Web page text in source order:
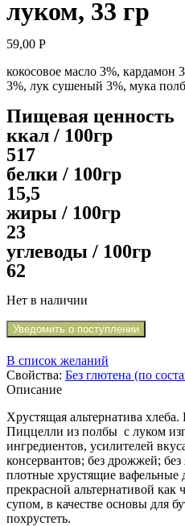
луком, 33 гр
59,00 Р
кокосовое масло 3%, кардамон
3%, лук сушеный 3%, мука
Пищевая ценность
ккал / 100гр
517
белки / 100гр
15,5
жиры / 100гр
23
углеводы / 100гр
62
Нет в наличии
Уведомить о поступлении
В список желаний
Свойства: Без глютена (по
Описание
Хрустящая альтернатива
Пиццелли из полбы с луком
ингредиентов, усилителей
консервантов; без дрожжей;
плотные хрустящие
прекрасной альтернативой
супом, в качестве основы для
похрустеть.